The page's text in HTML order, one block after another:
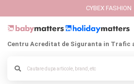
CYBEX FASHION
Centru Acreditat de Siguranta in Trafic